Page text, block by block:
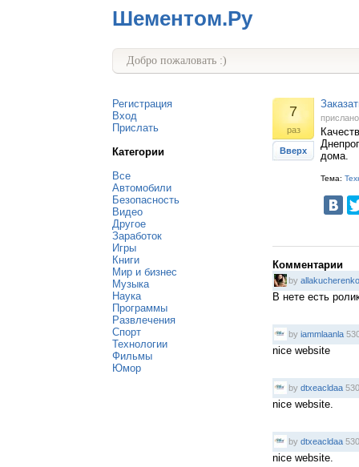
Шементом.Ру
Добро пожаловать :)
Регистрация
Вход
Прислать
Категории
Все
Автомобили
Безопасность
Видео
Другое
Заработок
Игры
Книги
Мир и бизнес
Музыка
Наука
Программы
Развлечения
Спорт
Технологии
Фильмы
Юмор
7
раз
Вверх
дома.
Тема:
Комментарии
by allakucherenko
В нете есть
by iammlaanla
nice website
by dtxeacldaa
nice website.
by dtxeacldaa
nice website.